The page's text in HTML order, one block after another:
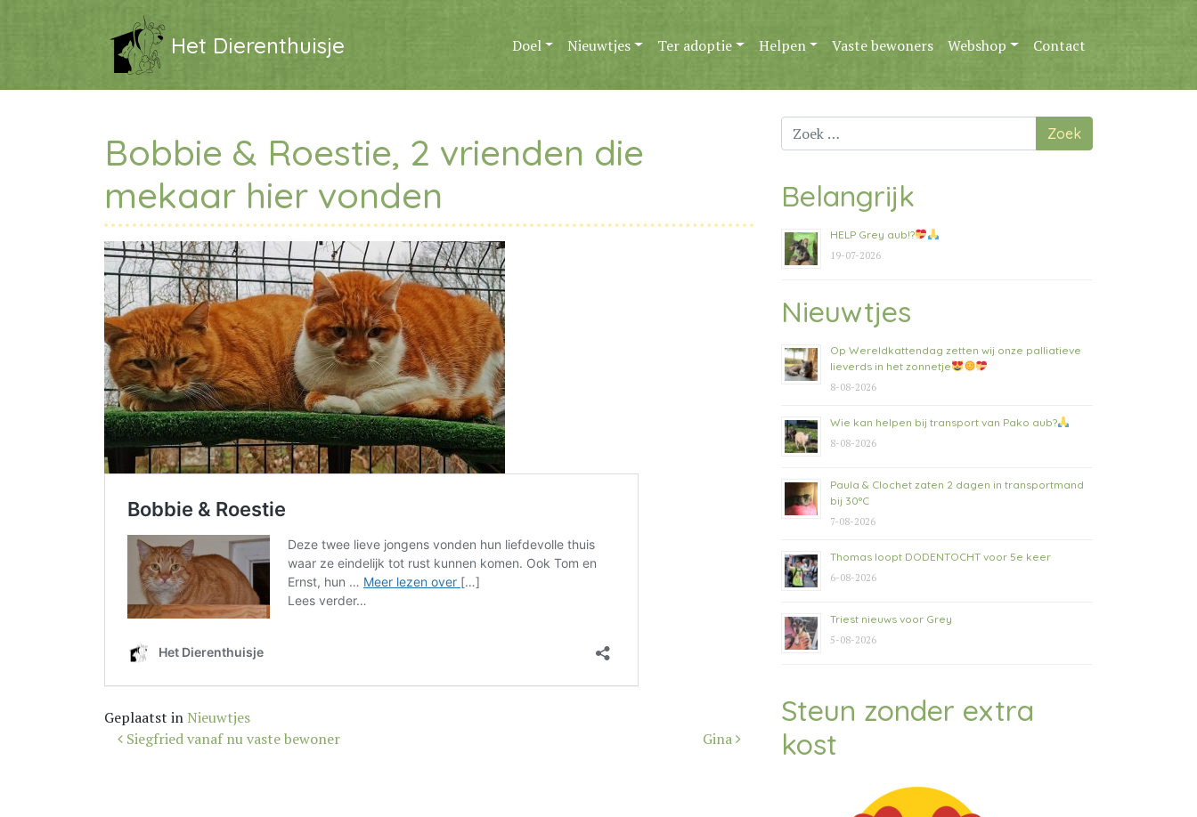
Het Dierenthuisje Doel Nieuwtjes Ter adoptie Helpen Vaste bewoners Webshop Contact
Bobbie & Roestie, 2 vrienden die
mekaar hier vonden
Geplaatst in Nieuwtjes
Bericht
navigatie
Siegfried vanaf nu vaste bewoner Gina
Zoek
naar:
Belangrijk
HELP Grey aub!?
19-07-2026
Nieuwtjes
Op Wereldkattendag zetten wij onze palliatieve
lieverds in het zonnetje
8-08-2026
Wie kan helpen bij transport van Pako aub?
8-08-2026
Paula & Clochet zaten 2 dagen in transportmand
bij 30°C
7-08-2026
Thomas loopt DODENTOCHT voor 5e keer
6-08-2026
Triest nieuws voor Grey
5-08-2026
Steun zonder extra
kost